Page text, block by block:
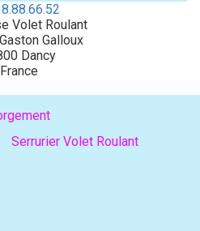
Volet Roulant
Galloux
Dancy
France
Serrurier Volet Roulant